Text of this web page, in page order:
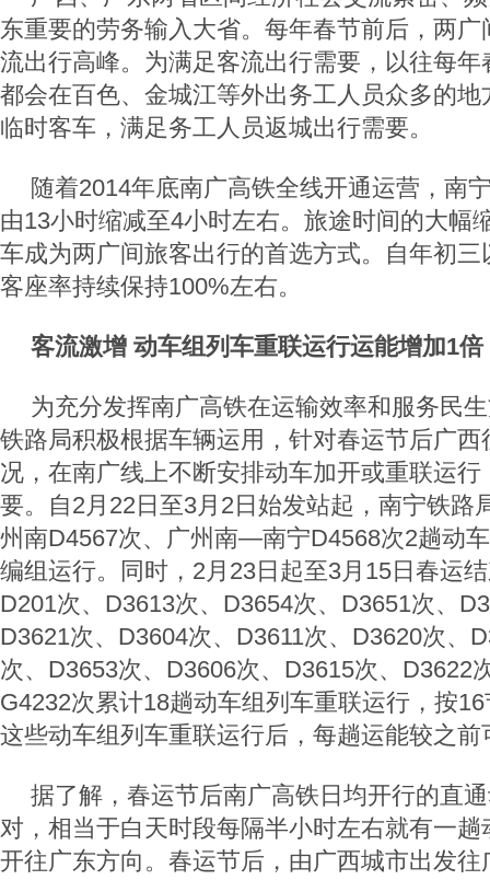
东重要的劳务输入大省。每年春节前后，两
流出行高峰。为满足客流出行需要，以往每
都会在百色、金城江等外出务工人员众多的
临时客车，满足务工人员返城出行需要。
随着2014年底南广高铁全线开通运营，南
由13小时缩减至4小时左右。旅途时间的大幅
车成为两广间旅客出行的首选方式。自年初
客座率持续保持100%左右。
客流激增 动车组列车重联运行运能增加1倍
为充分发挥南广高铁在运输效率和服务民
铁路局积极根据车辆运用，针对春运节后广
况，在南广线上不断安排动车加开或重联运
要。自2月22日至3月2日始发站起，南宁铁
州南D4567次、广州南—南宁D4568次2趟动
编组运行。同时，2月23日起至3月15日春运
D201次、D3613次、D3654次、D3651次、
D3621次、D3604次、D3611次、D3620次、
次、D3653次、D3606次、D3615次、D3622
G4232次累计18趟动车组列车重联运行，按
这些动车组列车重联运行后，每趟运能较之前
据了解，春运节后南广高铁日均开行的直
对，相当于白天时段每隔半小时左右就有一
开往广东方向。春运节后，由广西城市出发